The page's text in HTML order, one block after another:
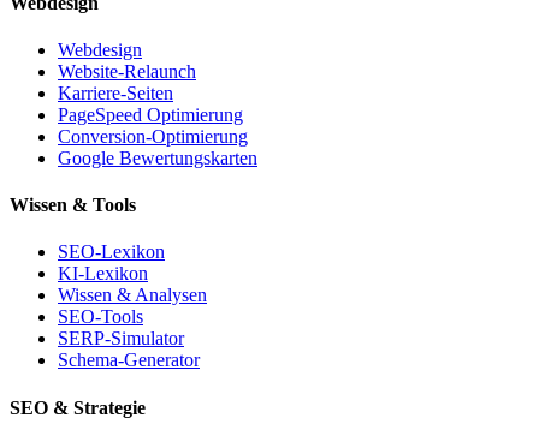
Webdesign
Website-Relaunch
Karriere-Seiten
PageSpeed Optimierung
Conversion-Optimierung
Google Bewertungskarten
Wissen & Tools
SEO-Lexikon
KI-Lexikon
Wissen & Analysen
SEO-Tools
SERP-Simulator
Schema-Generator
SEO & Strategie